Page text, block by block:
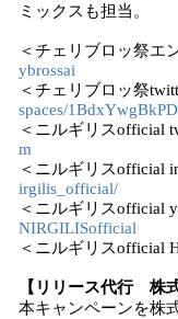
ミックスも担当。
＜チェリブロッ祭エ
ybrossai
＜チェリブロッ祭
spaces/
＜ニルギリスofficial
m
＜ニルギリスofficial
irgilis_official/
＜ニルギリスofficial
NIRGILISofficial
＜ニルギリスofficial
【リリース代行 株
本キャンペーンを株